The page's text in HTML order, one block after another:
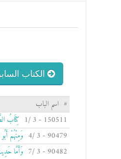
الكتاب
# اسم الباب
150511 - 3 /1
كِتَابُ
90479 - 3 /4
وَمِنْهُمْ
90482 - 3 /7
وَأَمَّا